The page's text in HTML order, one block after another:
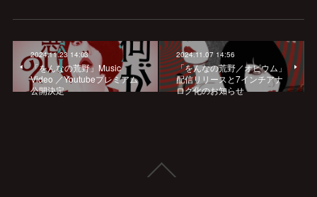
2024.11.23 14:03
「をんなの荒野」Music
Video ／Youtubeプレミアム
公開決定
2024.11.07 14:56
「をんなの荒野／オピウム」
配信リリースと7インチアナ
ログ化のお知らせ